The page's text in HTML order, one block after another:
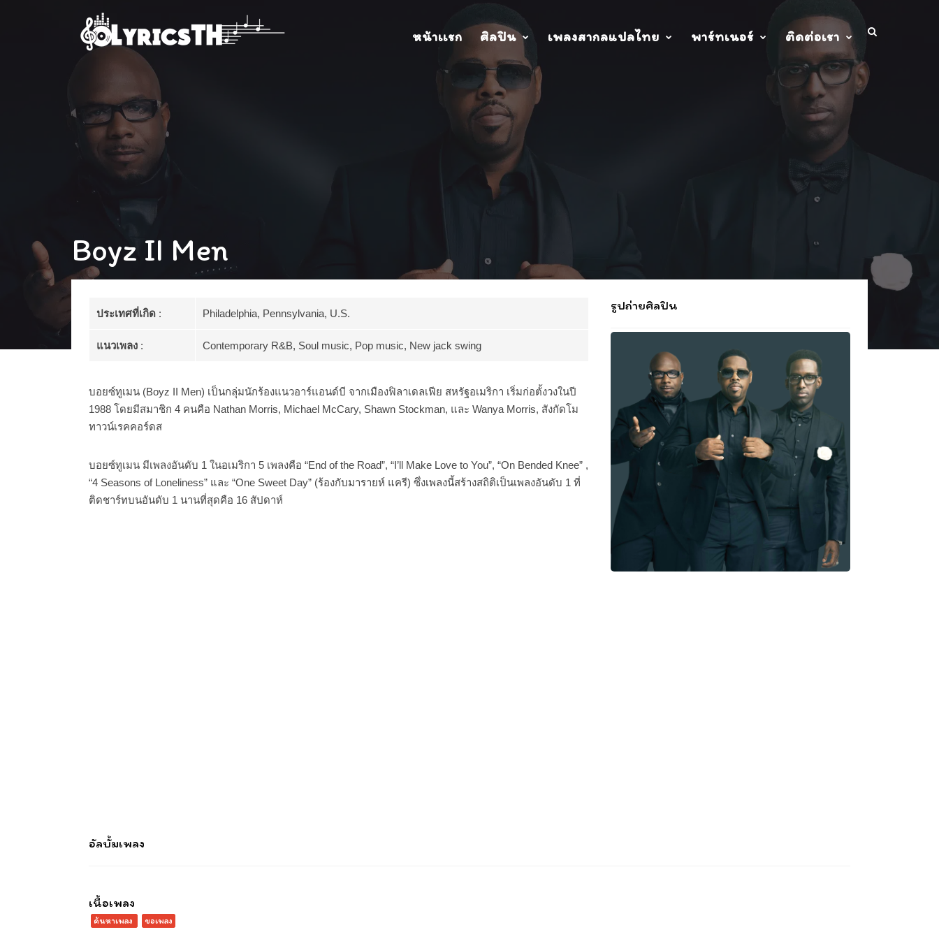
หน้าเเรก ศิลปิน เพลงสากลแปลไทย พาร์ทเนอร์ ติดต่อเรา
Boyz II Men
ประเทศที่เกิด : Philadelphia, Pennsylvania, U.S.
แนวเพลง : Contemporary R&B, Soul music, Pop music, New jack swing
บอยซ์ทูเมน (Boyz II Men) เป็นกลุ่มนักร้องแนวอาร์แอนด์บี จากเมืองฟิลาเดลเฟีย สหรัฐอเมริกา เริ่มก่อตั้งวงในปี
1988 โดยมีสมาชิก 4 คนคือ Nathan Morris, Michael McCary, Shawn Stockman, และ Wanya Morris, สังกัดโม
ทาวน์เรคคอร์ดส
บอยซ์ทูเมน มีเพลงอันดับ 1 ในอเมริกา 5 เพลงคือ “End of the Road”, “I’ll Make Love to You”, “On Bended Knee” ,
“4 Seasons of Loneliness” และ “One Sweet Day” (ร้องกับมารายห์ แครี) ซึ่งเพลงนี้สร้างสถิติเป็นเพลงอันดับ 1 ที่
ติดชาร์ทบนอันดับ 1 นานที่สุดคือ 16 สัปดาห์
รูปถ่ายศิลปิน
อัลบั้มเพลง
เนื้อเพลง
ค้นหาเพลง ขอเพลง